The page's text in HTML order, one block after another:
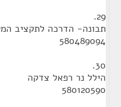
29.
תבונה- הדרכה לתקציב
580489094
30.
הילל נר רפאל צדקה
580120590